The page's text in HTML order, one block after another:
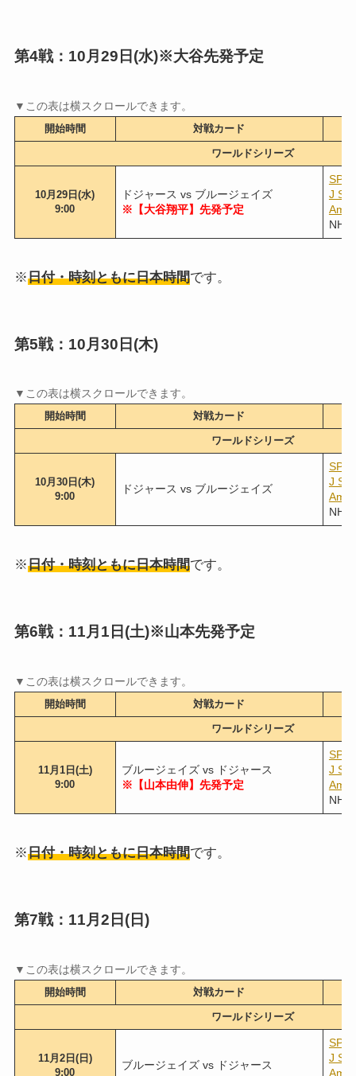
第4戦：10月29日(水)※大谷先発予定
開始時間 対戦カード
ワールドシリーズ
10月29日(水)
9:00
ドジャース vs ブルージェイズ
※【大谷翔平】先発予定
J
NHK
※日付・時刻ともに日本時間です。
第5戦：10月30日(木)
開始時間 対戦カード
ワールドシリーズ
10月30日(木)
9:00
ドジャース vs ブルージェイズ
J
NHK
※日付・時刻ともに日本時間です。
第6戦：11月1日(土)※山本先発予定
開始時間 対戦カード
ワールドシリーズ
11月1日(土)
9:00
ブルージェイズ vs ドジャース
※【山本由伸】先発予定
J
NHK
※日付・時刻ともに日本時間です。
第7戦：11月2日(日)
開始時間 対戦カード
ワールドシリーズ
11月2日(日)
9:00
ブルージェイズ vs ドジャース
J